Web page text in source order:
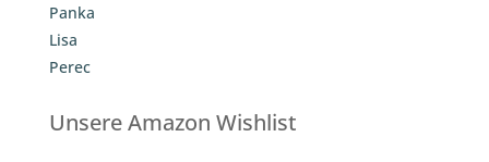
Panka
Lisa
Perec
Unsere Amazon Wishlist